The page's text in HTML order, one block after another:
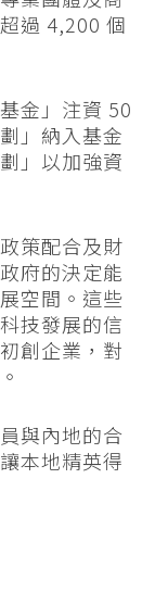
過 4,200 個
金」注資 50
」納入基金
」以加強資
策配合及財
府的決定能
空間。這些
技發展的信
創企業，對
與內地的合
本地精英得